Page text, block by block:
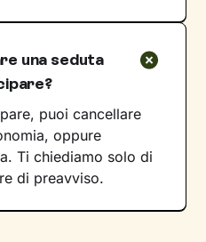
una seduta
puoi cancellare
oppure
Ti chiediamo solo di
di preavviso.